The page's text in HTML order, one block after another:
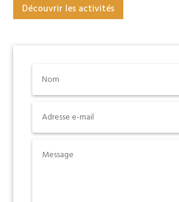
Découvrir les activités